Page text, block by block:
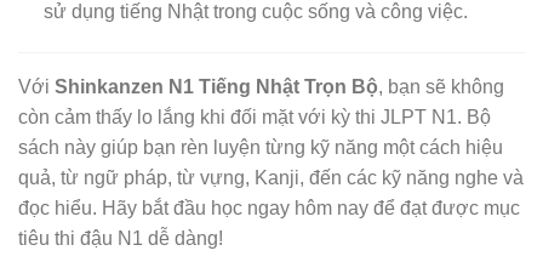
sử dụng tiếng Nhật trong cuộc sống và công việc.
Với Shinkanzen N1 Tiếng Nhật Trọn Bộ, bạn sẽ không
còn cảm thấy lo lắng khi đối mặt với kỳ thi JLPT N1. Bộ
sách này giúp bạn rèn luyện từng kỹ năng một cách hiệu
quả, từ ngữ pháp, từ vựng, Kanji, đến các kỹ năng nghe và
đọc hiểu. Hãy bắt đầu học ngay hôm nay để đạt được mục
tiêu thi đậu N1 dễ dàng!